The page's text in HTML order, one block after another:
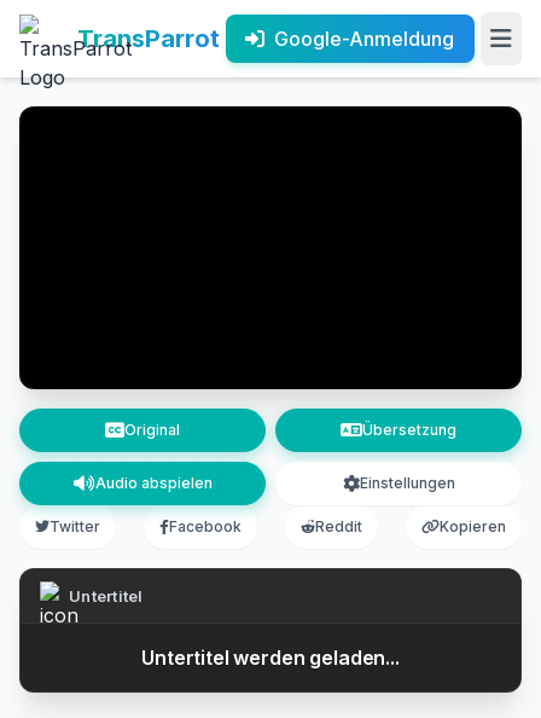
TransParrot Google-Anmeldung
Original Übersetzung
Audio abspielen Einstellungen
Twitter Facebook Reddit Kopieren
Untertitel
Untertitel werden geladen...